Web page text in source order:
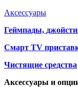
Аксессуары
Геймпады,
Смарт TV
Чистящие средства
Аксессуары и